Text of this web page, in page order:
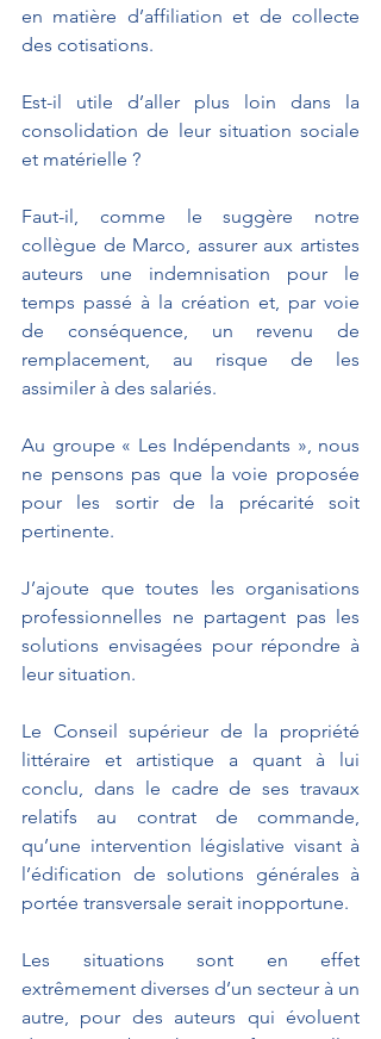
en matière d’affiliation et de collecte
des cotisations.
Est-il utile d’aller plus loin dans la
consolidation de leur situation sociale
et matérielle ?
Faut-il, comme le suggère notre
collègue de Marco, assurer aux artistes
auteurs une indemnisation pour le
temps passé à la création et, par voie
de conséquence, un revenu de
remplacement, au risque de les
assimiler à des salariés.
Au groupe « Les Indépendants », nous
ne pensons pas que la voie proposée
pour les sortir de la précarité soit
pertinente.
J’ajoute que toutes les organisations
professionnelles ne partagent pas les
solutions envisagées pour répondre à
leur situation.
Le Conseil supérieur de la propriété
littéraire et artistique a quant à lui
conclu, dans le cadre de ses travaux
relatifs au contrat de commande,
qu’une intervention législative visant à
l’édification de solutions générales à
portée transversale serait inopportune.
Les situations sont en effet
extrêmement diverses d’un secteur à un
autre, pour des auteurs qui évoluent